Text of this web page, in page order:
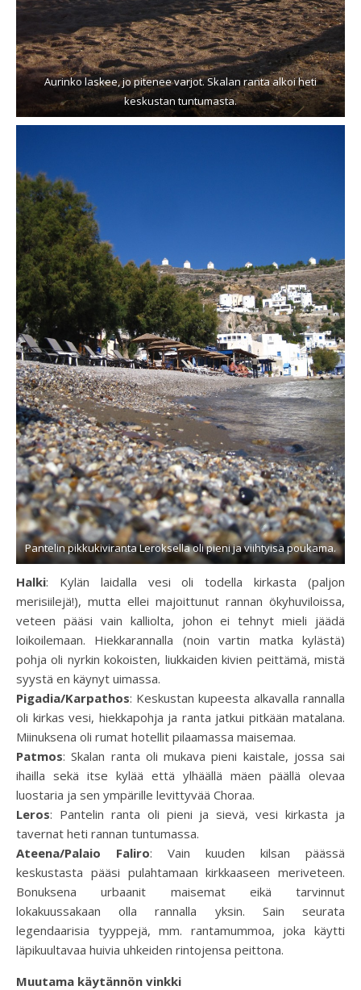
Aurinko laskee, jo pitenee varjot. Skalan ranta alkoi heti
keskustan tuntumasta.
Pantelin pikkukiviranta Leroksella oli pieni ja viihtyisä poukama.
Halki: Kylän laidalla vesi oli todella kirkasta (paljon
merisiilejä!), mutta ellei majoittunut rannan ökyhuviloissa,
veteen pääsi vain kalliolta, johon ei tehnyt mieli jäädä
loikoilemaan. Hiekkarannalla (noin vartin matka kylästä)
pohja oli nyrkin kokoisten, liukkaiden kivien peittämä, mistä
syystä en käynyt uimassa.
Pigadia/Karpathos: Keskustan kupeesta alkavalla rannalla
oli kirkas vesi, hiekkapohja ja ranta jatkui pitkään matalana.
Miinuksena oli rumat hotellit pilaamassa maisemaa.
Patmos: Skalan ranta oli mukava pieni kaistale, jossa sai
ihailla sekä itse kylää että ylhäällä mäen päällä olevaa
luostaria ja sen ympärille levittyvää Choraa.
Leros: Pantelin ranta oli pieni ja sievä, vesi kirkasta ja
tavernat heti rannan tuntumassa.
Ateena/Palaio Faliro: Vain kuuden kilsan päässä
keskustasta pääsi pulahtamaan kirkkaaseen meriveteen.
Bonuksena urbaanit maisemat eikä tarvinnut
lokakuussakaan olla rannalla yksin. Sain seurata
legendaarisia tyyppejä, mm. rantamummoa, joka käytti
läpikuultavaa huivia uhkeiden rintojensa peittona.
Muutama käytännön vinkki